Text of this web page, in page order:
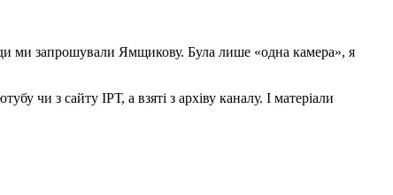
ми запрошували Ямщикову. Була лише «одна камера», я
чи з сайту ІРТ, а взяті з архіву каналу. І матеріали